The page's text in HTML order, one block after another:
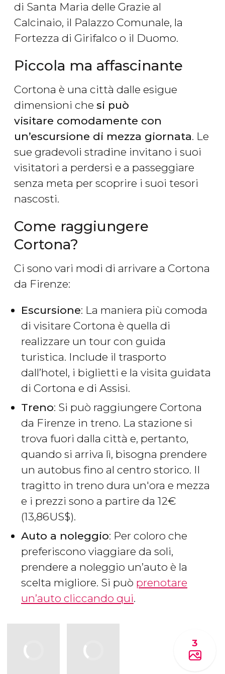
di Santa Maria delle Grazie al
Calcinaio, il Palazzo Comunale, la
Fortezza di Girifalco o il Duomo.
Piccola ma affascinante
Cortona è una città dalle esigue
dimensioni che si può
visitare comodamente con
un’escursione di mezza giornata. Le
sue gradevoli stradine invitano i suoi
visitatori a perdersi e a passeggiare
senza meta per scoprire i suoi tesori
nascosti.
Come raggiungere
Cortona?
Ci sono vari modi di arrivare a Cortona
da Firenze:
Escursione: La maniera più comoda
di visitare Cortona è quella di
realizzare un tour con guida
turistica. Include il trasporto
dall’hotel, i biglietti e la visita guidata
di Cortona e di Assisi.
Treno: Si può raggiungere Cortona
da Firenze in treno. La stazione si
trova fuori dalla città e, pertanto,
quando si arriva lì, bisogna prendere
un autobus fino al centro storico. Il
tragitto in treno dura un'ora e mezza
e i prezzi sono a partire da 12€
(13,86US$).
Auto a noleggio: Per coloro che
preferiscono viaggiare da soli,
prendere a noleggio un’auto è la
scelta migliore. Si può prenotare
un’auto cliccando qui.
3